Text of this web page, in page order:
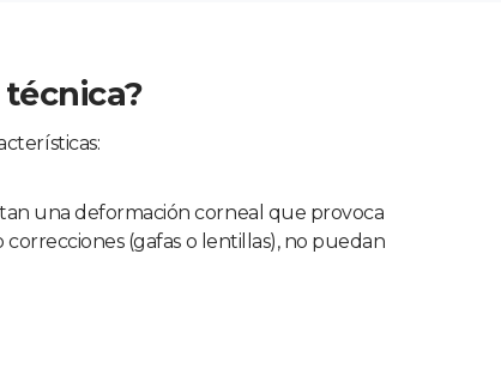
una deformación corneal que provoca
(gafas o lentillas), no puedan